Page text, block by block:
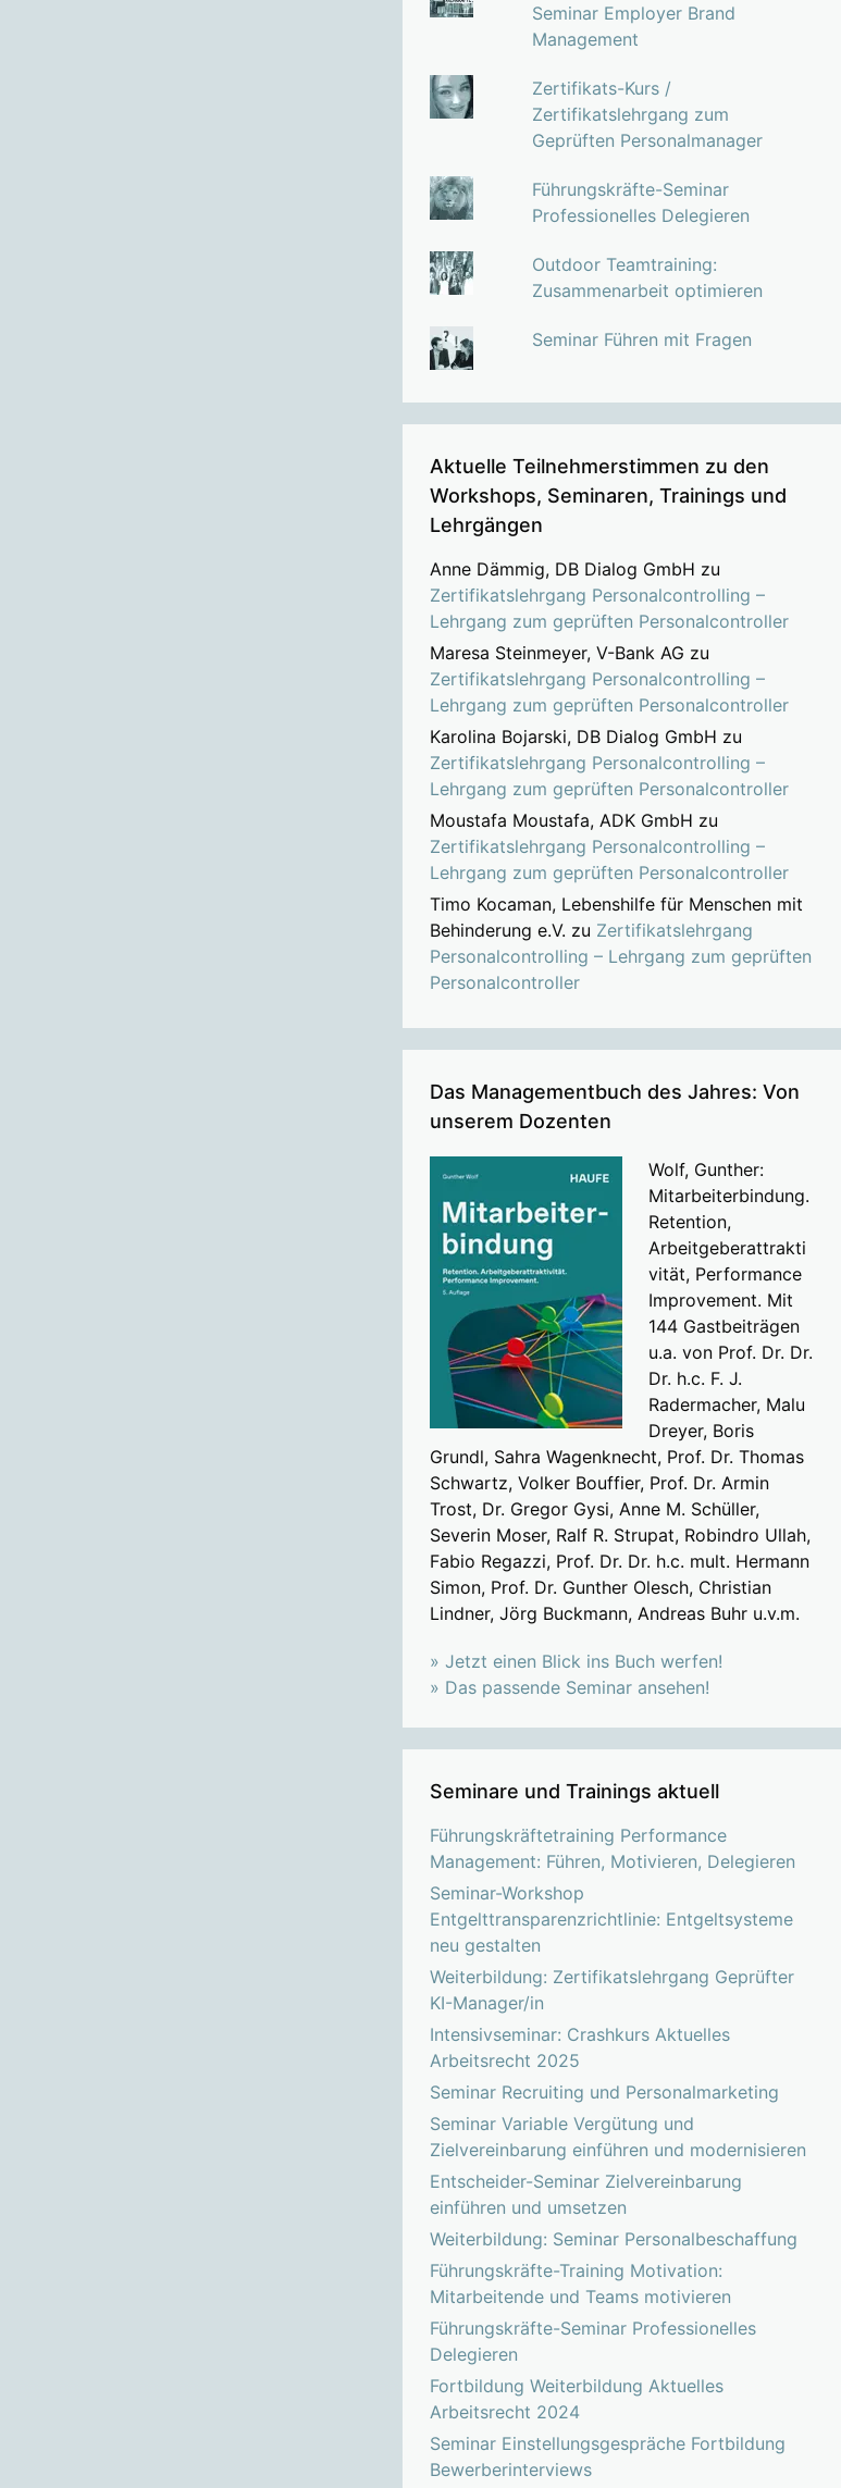
Seminar Employer Brand
Management
Zertifikats-Kurs /
Zertifikatslehrgang zum
Geprüften Personalmanager
Führungskräfte-Seminar
Professionelles Delegieren
Outdoor Teamtraining:
Zusammenarbeit optimieren
Seminar Führen mit Fragen
Aktuelle Teilnehmerstimmen zu den
Workshops, Seminaren, Trainings und
Lehrgängen
Anne Dämmig, DB Dialog GmbH zu
Zertifikatslehrgang Personalcontrolling –
Lehrgang zum geprüften Personalcontroller
Maresa Steinmeyer, V-Bank AG zu
Zertifikatslehrgang Personalcontrolling –
Lehrgang zum geprüften Personalcontroller
Karolina Bojarski, DB Dialog GmbH zu
Zertifikatslehrgang Personalcontrolling –
Lehrgang zum geprüften Personalcontroller
Moustafa Moustafa, ADK GmbH zu
Zertifikatslehrgang Personalcontrolling –
Lehrgang zum geprüften Personalcontroller
Timo Kocaman, Lebenshilfe für Menschen mit
Behinderung e.V. zu Zertifikatslehrgang
Personalcontrolling – Lehrgang zum geprüften
Personalcontroller
Das Managementbuch des Jahres: Von
unserem Dozenten
Wolf, Gunther:
Mitarbeiterbindung.
Retention,
Arbeitgeberattrakti
vität, Performance
Improvement. Mit
144 Gastbeiträgen
u.a. von Prof. Dr. Dr.
Dr. h.c. F. J.
Radermacher, Malu
Dreyer, Boris
Grundl, Sahra Wagenknecht, Prof. Dr. Thomas
Schwartz, Volker Bouffier, Prof. Dr. Armin
Trost, Dr. Gregor Gysi, Anne M. Schüller,
Severin Moser, Ralf R. Strupat, Robindro Ullah,
Fabio Regazzi, Prof. Dr. Dr. h.c. mult. Hermann
Simon, Prof. Dr. Gunther Olesch, Christian
Lindner, Jörg Buckmann, Andreas Buhr u.v.m.
» Jetzt einen Blick ins Buch werfen!
» Das passende Seminar ansehen!
Seminare und Trainings aktuell
Führungskräftetraining Performance
Management: Führen, Motivieren, Delegieren
Seminar-Workshop
Entgelttransparenzrichtlinie: Entgeltsysteme
neu gestalten
Weiterbildung: Zertifikatslehrgang Geprüfter
KI-Manager/in
Intensivseminar: Crashkurs Aktuelles
Arbeitsrecht 2025
Seminar Recruiting und Personalmarketing
Seminar Variable Vergütung und
Zielvereinbarung einführen und modernisieren
Entscheider-Seminar Zielvereinbarung
einführen und umsetzen
Weiterbildung: Seminar Personalbeschaffung
Führungskräfte-Training Motivation:
Mitarbeitende und Teams motivieren
Führungskräfte-Seminar Professionelles
Delegieren
Fortbildung Weiterbildung Aktuelles
Arbeitsrecht 2024
Seminar Einstellungsgespräche Fortbildung
Bewerberinterviews